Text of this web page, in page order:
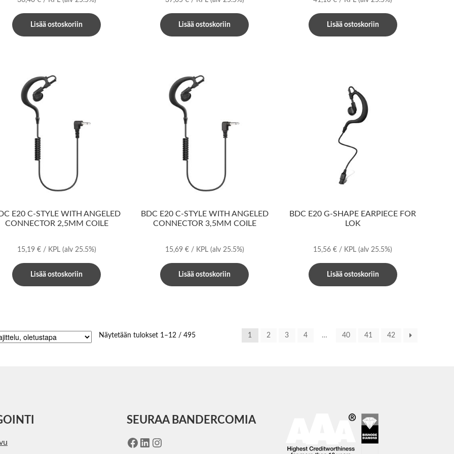
Lisää ostoskoriin Lisää ostoskoriin Lisää ostoskoriin
E20 C-STYLE WITH ANGELED
CONNECTOR 2,5MM COILE
15,19 €/ KPL (alv 25.5%)
Lisää ostoskoriin
BDC E20 C-STYLE WITH ANGELED
CONNECTOR 3,5MM COILE
15,69 €/ KPL (alv 25.5%)
Lisää ostoskoriin
BDC E20 G-SHAPE EARPIECE FOR
LOK
15,56€ / KPL(alv 25.5%)
Lisää ostoskoriin
Näytetään tulokset 1–12 / 495 1 2 3 4 … 40 41 42
SEURAA BANDERCOMIA
Facebook
LinkedIn
Instagram